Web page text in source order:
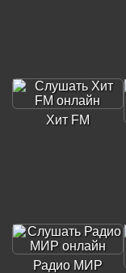
Хит FM
Радио МИР